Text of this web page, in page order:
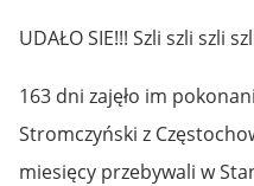
UDAŁO SIE!!! Szli szli szli
163 dni zajęło im
Stromczyński z
miesięcy przebywali w